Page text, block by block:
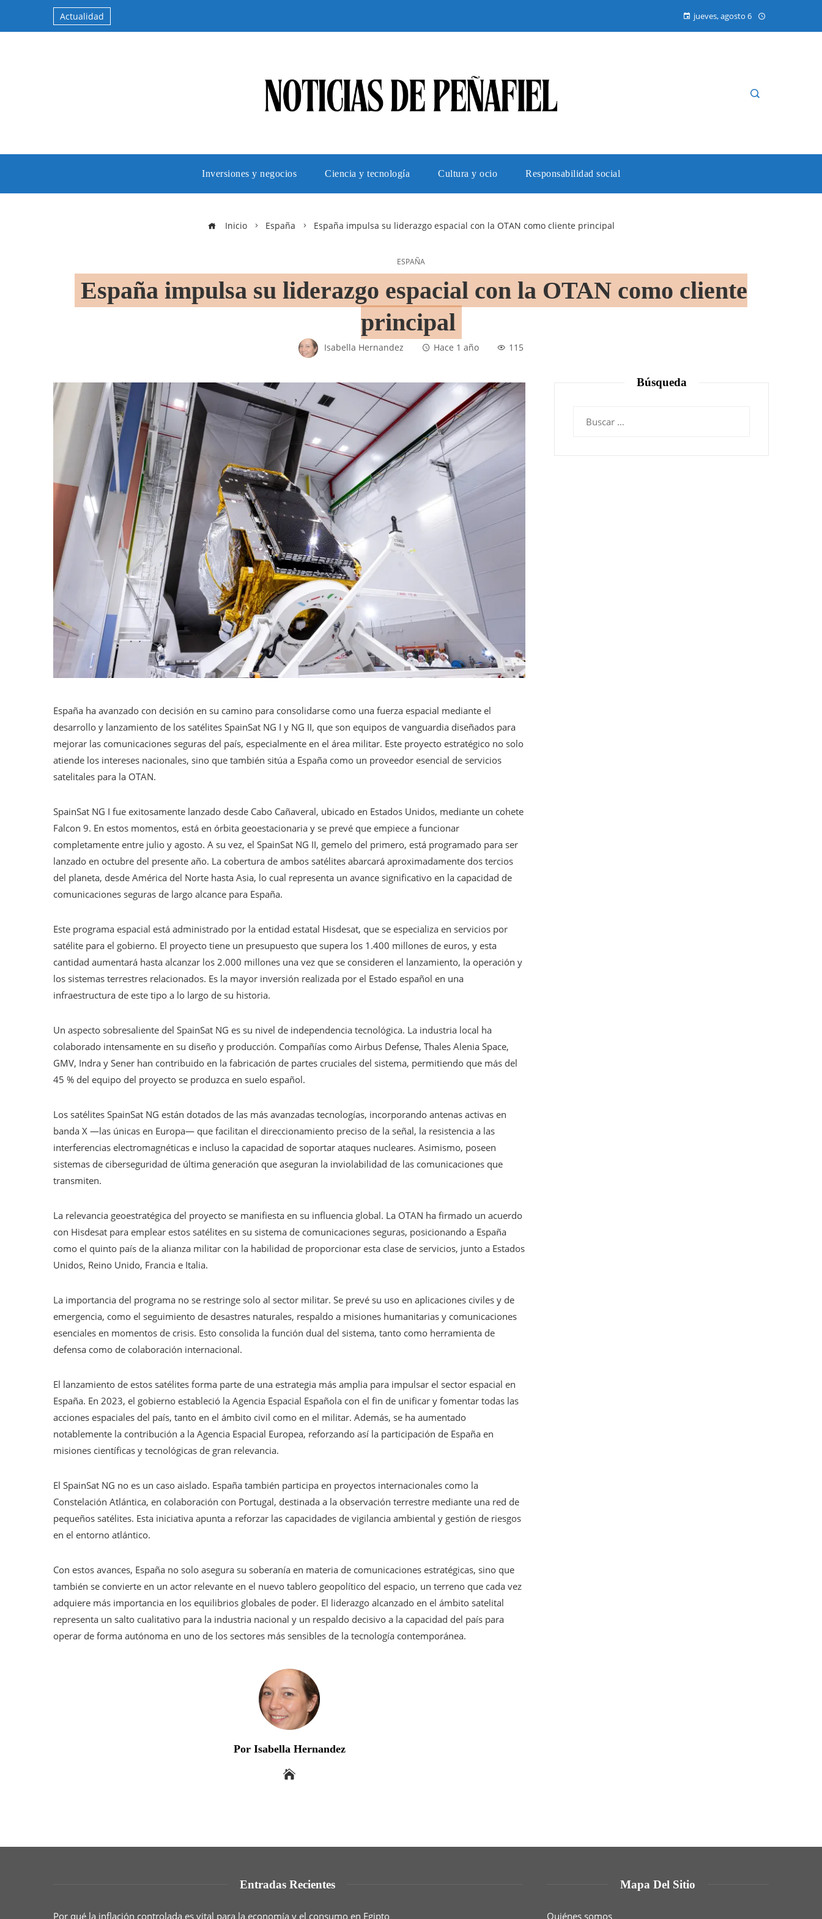
Actualidad jueves, agosto 6
Inversiones y negocios Ciencia y tecnología Cultura y ocio Responsabilidad social
Inicio España España impulsa su liderazgo espacial con la OTAN como cliente principal
ESPAÑA
España impulsa su liderazgo espacial con la OTAN como cliente
principal
Isabella Hernandez Hace 1 año 115
España ha avanzado con decisión en su camino para consolidarse como una fuerza espacial mediante el
desarrollo y lanzamiento de los satélites SpainSat NG I y NG II, que son equipos de vanguardia diseñados para
mejorar las comunicaciones seguras del país, especialmente en el área militar. Este proyecto estratégico no solo
atiende los intereses nacionales, sino que también sitúa a España como un proveedor esencial de servicios
satelitales para la OTAN.
SpainSat NG I fue exitosamente lanzado desde Cabo Cañaveral, ubicado en Estados Unidos, mediante un cohete
Falcon 9. En estos momentos, está en órbita geoestacionaria y se prevé que empiece a funcionar
completamente entre julio y agosto. A su vez, el SpainSat NG II, gemelo del primero, está programado para ser
lanzado en octubre del presente año. La cobertura de ambos satélites abarcará aproximadamente dos tercios
del planeta, desde América del Norte hasta Asia, lo cual representa un avance significativo en la capacidad de
comunicaciones seguras de largo alcance para España.
Este programa espacial está administrado por la entidad estatal Hisdesat, que se especializa en servicios por
satélite para el gobierno. El proyecto tiene un presupuesto que supera los 1.400 millones de euros, y esta
cantidad aumentará hasta alcanzar los 2.000 millones una vez que se consideren el lanzamiento, la operación y
los sistemas terrestres relacionados. Es la mayor inversión realizada por el Estado español en una
infraestructura de este tipo a lo largo de su historia.
Un aspecto sobresaliente del SpainSat NG es su nivel de independencia tecnológica. La industria local ha
colaborado intensamente en su diseño y producción. Compañías como Airbus Defense, Thales Alenia Space,
GMV, Indra y Sener han contribuido en la fabricación de partes cruciales del sistema, permitiendo que más del
45 % del equipo del proyecto se produzca en suelo español.
Los satélites SpainSat NG están dotados de las más avanzadas tecnologías, incorporando antenas activas en
banda X —las únicas en Europa— que facilitan el direccionamiento preciso de la señal, la resistencia a las
interferencias electromagnéticas e incluso la capacidad de soportar ataques nucleares. Asimismo, poseen
sistemas de ciberseguridad de última generación que aseguran la inviolabilidad de las comunicaciones que
transmiten.
La relevancia geoestratégica del proyecto se manifiesta en su influencia global. La OTAN ha firmado un acuerdo
con Hisdesat para emplear estos satélites en su sistema de comunicaciones seguras, posicionando a España
como el quinto país de la alianza militar con la habilidad de proporcionar esta clase de servicios, junto a Estados
Unidos, Reino Unido, Francia e Italia.
La importancia del programa no se restringe solo al sector militar. Se prevé su uso en aplicaciones civiles y de
emergencia, como el seguimiento de desastres naturales, respaldo a misiones humanitarias y comunicaciones
esenciales en momentos de crisis. Esto consolida la función dual del sistema, tanto como herramienta de
defensa como de colaboración internacional.
El lanzamiento de estos satélites forma parte de una estrategia más amplia para impulsar el sector espacial en
España. En 2023, el gobierno estableció la Agencia Espacial Española con el fin de unificar y fomentar todas las
acciones espaciales del país, tanto en el ámbito civil como en el militar. Además, se ha aumentado
notablemente la contribución a la Agencia Espacial Europea, reforzando así la participación de España en
misiones científicas y tecnológicas de gran relevancia.
El SpainSat NG no es un caso aislado. España también participa en proyectos internacionales como la
Constelación Atlántica, en colaboración con Portugal, destinada a la observación terrestre mediante una red de
pequeños satélites. Esta iniciativa apunta a reforzar las capacidades de vigilancia ambiental y gestión de riesgos
en el entorno atlántico.
Con estos avances, España no solo asegura su soberanía en materia de comunicaciones estratégicas, sino que
también se convierte en un actor relevante en el nuevo tablero geopolítico del espacio, un terreno que cada vez
adquiere más importancia en los equilibrios globales de poder. El liderazgo alcanzado en el ámbito satelital
representa un salto cualitativo para la industria nacional y un respaldo decisivo a la capacidad del país para
operar de forma autónoma en uno de los sectores más sensibles de la tecnología contemporánea.
Por Isabella Hernandez
Búsqueda
Entradas Recientes
Por qué la inflación controlada es vital para la economía y el consumo en Egipto
Mapa Del Sitio
Quiénes somos